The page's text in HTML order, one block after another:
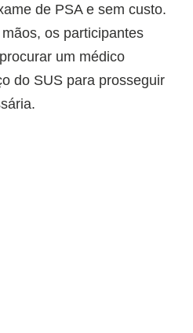
de PSA e sem custo.
os participantes
um médico
do SUS para prosseguir